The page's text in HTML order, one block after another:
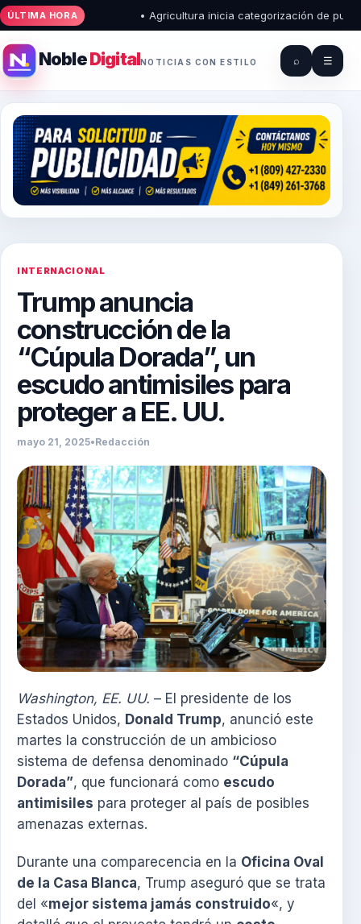
ÚLTIMA HORA • Agricultura inicia categorización de
NobleDigitalNOTICIAS CON ESTILO ⌕ ☰
INTERNACIONAL
Trump anuncia
construcción de la
“Cúpula Dorada”, un
escudo antimisiles para
proteger a EE. UU.
mayo 21, 2025•Redacción
Washington, EE. UU. – El presidente de los
Estados Unidos, Donald Trump, anunció este
martes la construcción de un ambicioso
sistema de defensa denominado “Cúpula
Dorada”, que funcionará como escudo
antimisiles para proteger al país de posibles
amenazas externas.
Durante una comparecencia en la Oficina Oval
de la Casa Blanca, Trump aseguró que se trata
del «mejor sistema jamás construido«, y